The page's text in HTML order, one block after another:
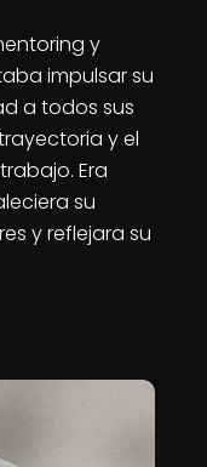
y
impulsar su
a todos sus
y el
Era
su
y reflejara su